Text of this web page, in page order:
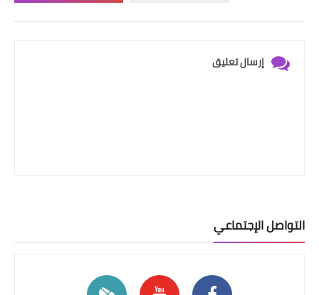
إرسال تعليق
التواصل الإجتماعي